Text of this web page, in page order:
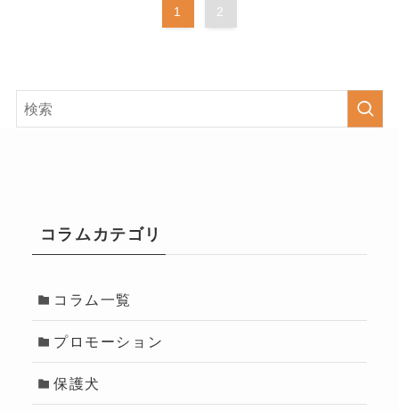
1 2
コラムカテゴリ
コラム一覧
プロモーション
保護犬